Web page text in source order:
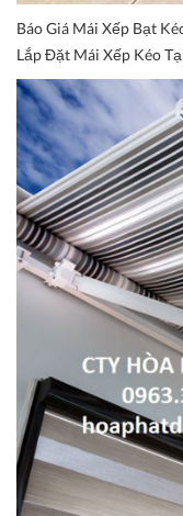
Báo Giá Mái Xếp Bạt
Lắp Đặt Mái Xếp Kéo